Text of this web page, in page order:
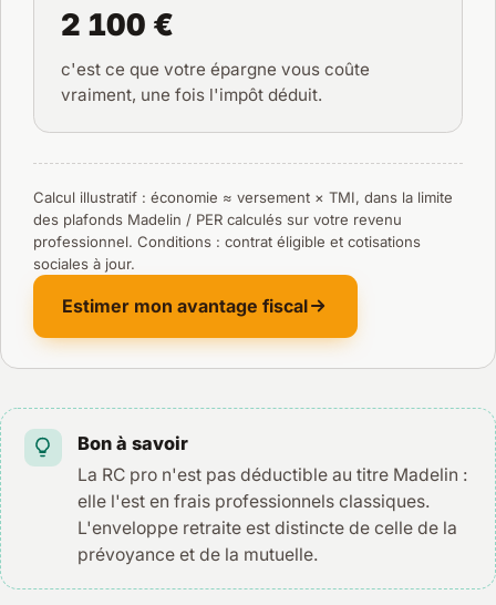
2 100 €
c'est ce que votre épargne vous coûte
vraiment, une fois l'impôt déduit.
Calcul illustratif : économie ≈ versement × TMI, dans la limite
des plafonds Madelin / PER calculés sur votre revenu
professionnel. Conditions : contrat éligible et cotisations
sociales à jour.
Estimer mon avantage fiscal
Bon à savoir
La RC pro n'est pas déductible au titre Madelin :
elle l'est en frais professionnels classiques.
L'enveloppe retraite est distincte de celle de la
prévoyance et de la mutuelle.